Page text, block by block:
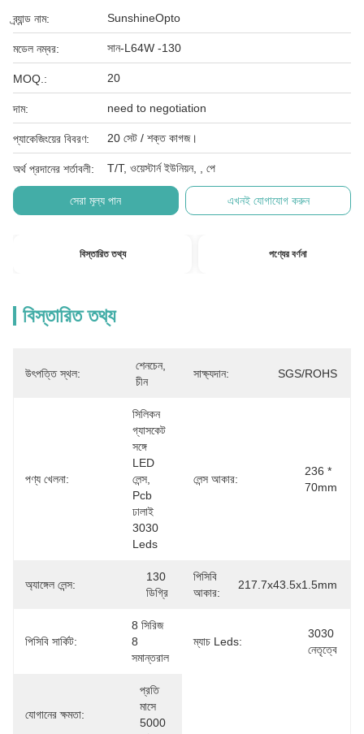
ব্র্যান্ড নাম: SunshineOpto
মডেল নম্বর: সান-L64W -130
MOQ.: 20
দাম: need to negotiation
প্যাকেজিংয়ের বিবরণ: 20 সেট / শক্ত কাগজ।
অর্থ প্রদানের শর্তাবলী: T/T, ওয়েস্টার্ন ইউনিয়ন, , পে
সেরা মূল্য পান এখনই যোগাযোগ করুন
বিস্তারিত তথ্য পণ্যের বর্ণনা
বিস্তারিত তথ্য
উৎপত্তি স্থল:
শেনচেন,
চীন
সাক্ষ্যদান: SGS/ROHS
পণ্য খেলনা:
সিলিকন
গ্যাসকেট
সঙ্গে
LED
লেন্স,
Pcb
ঢালাই
3030
Leds
লেন্স আকার:
236 *
70mm
অ্যাঙ্গেল লেন্স:
130
ডিগ্রি
পিসিবি
আকার:
217.7x43.5x1.5mm
পিসিবি সার্কিট:
8 সিরিজ
8
সমান্তরাল
ম্যাচ Leds:
3030
নেতৃত্বে
যোগানের ক্ষমতা:
প্রতি
মাসে
5000